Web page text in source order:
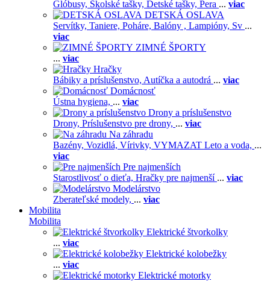
Glóbusy, Školské tašky, Detské tašky, Pera ... viac
DETSKÁ OSLAVA
Servítky, Taniere, Poháre, Balóny , Lampióny, Sv ...
viac
ZIMNÉ ŠPORTY
... viac
Hračky
Bábiky a príslušenstvo, Autíčka a autodrá ... viac
Domácnosť
Ústna hygiena, ... viac
Drony a príslušenstvo
Drony, Príslušenstvo pre drony, ... viac
Na záhradu
Bazény, Vozidlá, Vírivky, VYMAZAT Leto a voda, ...
viac
Pre najmenších
Starostlivosť o dieťa, Hračky pre najmenší ... viac
Modelárstvo
Zberateľské modely, ... viac
Mobilita
Mobilita
Elektrické štvorkolky
... viac
Elektrické kolobežky
... viac
Elektrické motorky